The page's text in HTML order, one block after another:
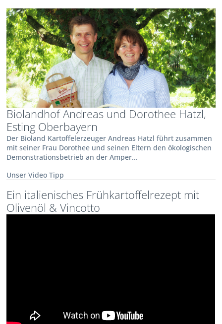
Biolandhof Andreas und Dorothee Hatzl,
Esting Oberbayern
Der Bioland Kartoffelerzeuger Andreas Hatzl führt zusammen
mit seiner Frau Dorothee und seinen Eltern den ökologischen
Demonstrationsbetrieb an der Amper...
Unser Video Tipp
Ein italienisches Frühkartoffelrezept mit
Olivenöl & Vincotto